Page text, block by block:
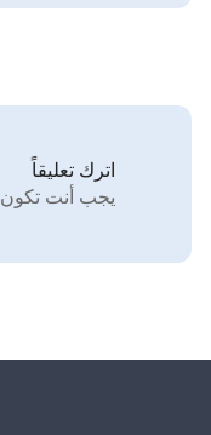
اترك تعليقاً
يجب أنت تكون